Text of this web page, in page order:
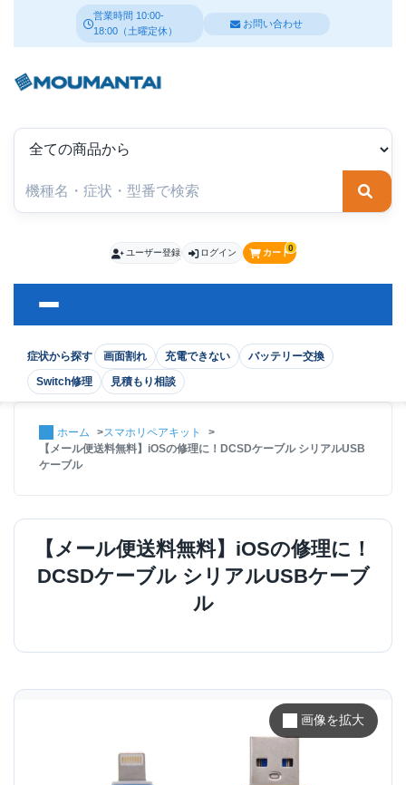
営業時間 10:00-
18:00（土曜定休）
お問い合わせ
検索
症状から探す 画面割れ 充電できない
バッテリー交換
Switch修理
見積もり相談
ユーザー登録 ログイン カート0
ホーム
スマホリペアキット
【メール便送料無料】iOSの修理に！DCSDケーブル シリアルUSB
ケーブル
【メール便送料無料】iOSの修理に！
DCSDケーブル シリアルUSBケーブ
ル
画像を拡大